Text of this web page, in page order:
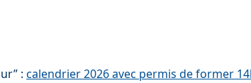
: calendrier 2026 avec permis de former